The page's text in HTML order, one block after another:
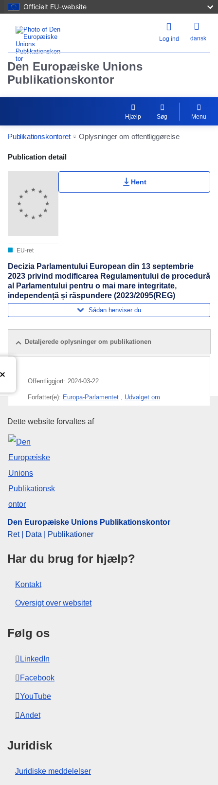
Officielt EU-website
Log ind dansk
Den Europæiske Unions
Publikationskontor
Hjælp Søg Menu
Publikationskontoret Oplysninger om offentliggørelse
Publication Detail Actions Portlet
Publication detail
EU-ret
Hent
Decizia Parlamentului European din 13 septembrie
2023 privind modificarea Regulamentului de procedură
al Parlamentului pentru o mai mare integritate,
independență și răspundere (2023/2095(REG)
Sådan henviser du
Detaljerede oplysninger om publikationen
Offentliggjort: 2024-03-22
Forfatter(e): Europa-Parlamentet , Udvalget om
forretningsorden
CELEX : 52023DP0316
ELI :
OJ : C_202401770
pdfa2a
View all acts from same session in Eur-Lex
Den Europæiske Unions
Dette website forvaltes af
Den Europæiske Unions Publikationskontor
Ret | Data | Publikationer
Har du brug for hjælp?
Kontakt
Oversigt over websitet
Følg os
LinkedIn
Facebook
YouTube
Andet
Juridisk
Juridiske meddelelser